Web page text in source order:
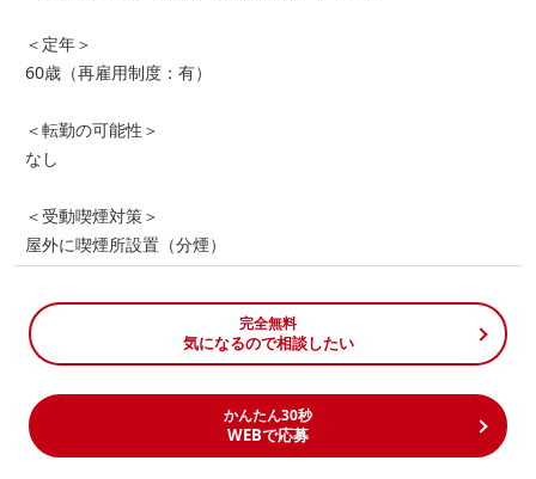
＜定年＞
60歳（再雇用制度：有）
＜転勤の可能性＞
なし
＜受動喫煙対策＞
屋外に喫煙所設置（分煙）
完全無料
気になるので相談したい
かんたん30秒
WEBで応募